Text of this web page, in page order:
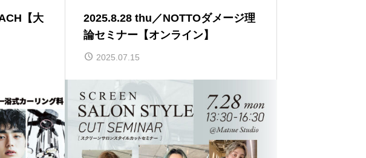
【大
2025.8.28 thu／NOTTOダメージ理
論セミナー【オンライン】
2025.07.15